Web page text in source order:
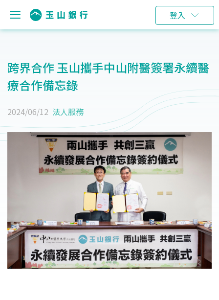
登入
跨界合作 玉山攜手中山附醫簽署永續醫
療合作備忘錄
2024/06/12 法人服務